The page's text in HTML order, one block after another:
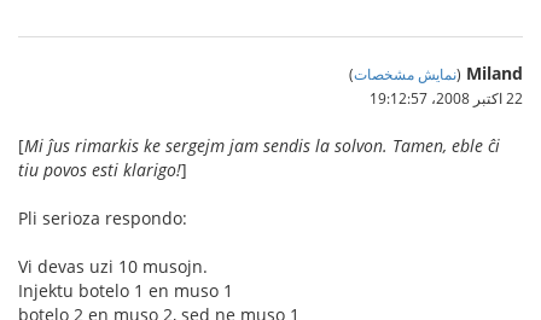
Miland
(نمایش مشخصات)
22 اکتبر 2008،‏ 19:12:57
[Mi ĵus rimarkis ke sergejm jam sendis la solvon. Tamen, eble ĉi
tiu povos esti klarigo!]
Pli serioza respondo:
Vi devas uzi 10 musojn.
Injektu botelo 1 en muso 1
botelo 2 en muso 2, sed ne muso 1